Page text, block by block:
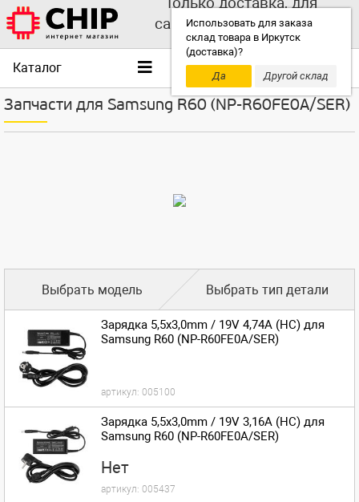
Использовать для заказа
склад товара в Иркутск
(доставка)?
Да
Другой склад
самовывоза выбирайте
другой склад!
Каталог
Запчасти для Samsung R60 (NP-R60FE0A/SER)
Выбрать модель Выбрать тип детали
Зарядка 5,5x3,0mm / 19V 4,74A (HC) для
Samsung R60 (NP-R60FE0A/SER)
артикул: 005100
Зарядка 5,5x3,0mm / 19V 3,16A (HC) для
Samsung R60 (NP-R60FE0A/SER)
Нет
артикул: 005437